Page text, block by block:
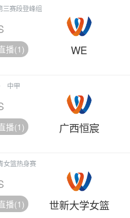
三赛段登峰组
播(1) WE
中甲
播(1) 广西恒宸
女篮热身赛
播(1) 世新大学女篮